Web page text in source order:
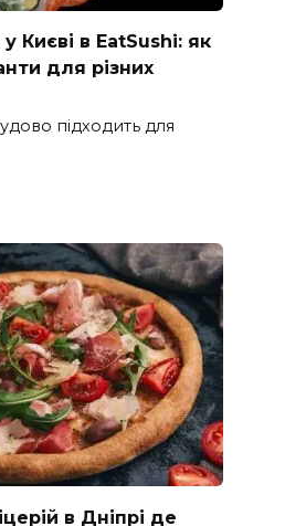
Києві в EatSushi: як
для різних
підходить для
в Дніпрі де